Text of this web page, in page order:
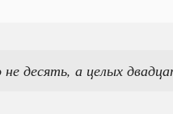
десять, а целых